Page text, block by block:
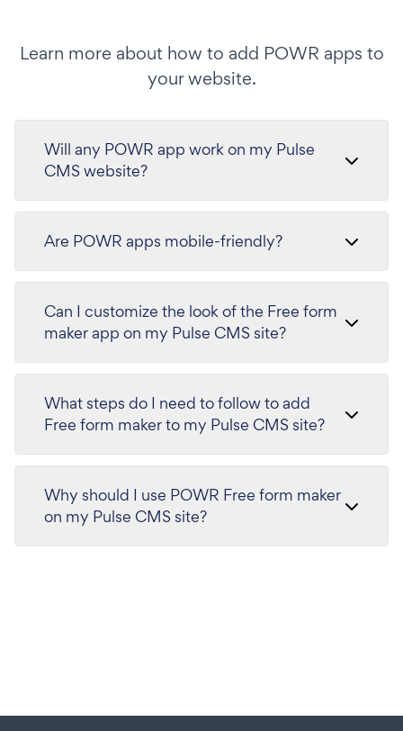
Learn more about how to add POWR apps to
your website.
Will any POWR app work on my Pulse
CMS website?
Are POWR apps mobile-friendly?
Can I customize the look of the Free form
maker app on my Pulse CMS site?
What steps do I need to follow to add
Free form maker to my Pulse CMS site?
Why should I use POWR Free form maker
on my Pulse CMS site?